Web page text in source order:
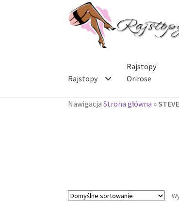
Przejdź
do
nawigacji
Przejdź
do
treści
Rajstopy
Rajstopy
Orirose
NawigacjaStrona główna »